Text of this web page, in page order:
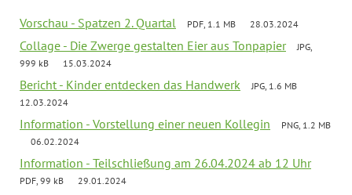
Vorschau - Spatzen 2. Quartal PDF, 1.1 MB 28.03.2024
Collage - Die Zwerge gestalten Eier aus Tonpapier
JPG,
999 kB
15.03.2024
Bericht - Kinder entdecken das Handwerk
JPG, 1.6 MB
12.03.2024
Information - Vorstellung einer neuen Kollegin
PNG, 1.2 MB
06.02.2024
Information - Teilschließung am 26.04.2024 ab 12 Uhr
PDF, 99 kB 29.01.2024